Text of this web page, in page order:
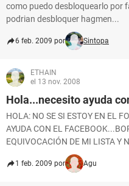
como puedo desbloquearlo por
podrian desbloquer hagmen...
6 feb. 2009 por Sintopa
ETHAIN
el 13 nov. 2008
Hola...necesito ayuda
HOLA: NO SE SI ESTOY EN EL
AYUDA CON EL
EQUIVOCACIÓN DE MI LISTA Y
1 feb. 2009 por Agu